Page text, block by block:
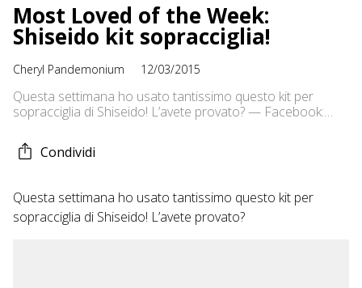
Most Loved of the Week:
Shiseido kit sopracciglia!
Cheryl Pandemonium 12/03/2015
Questa settimana ho usato tantissimo questo kit per
sopracciglia di Shiseido! L’avete provato? — Facebook:
https://twitter.com/CherylLoveMetal Instagram:
cherylpandemonium Blog:
Condividi
Questa settimana ho usato tantissimo questo kit per
sopracciglia di Shiseido! L’avete provato?